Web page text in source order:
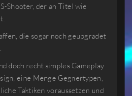
Shooter, der an Titel wie
die sogar noch geupgradet
doch recht simples Gameplay
eine Menge Gegnertypen,
Taktiken voraussetzen und